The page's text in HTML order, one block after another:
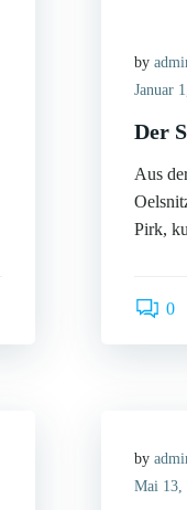
by
Januar
Der
Aus
Pirk,
0
by
Mai 13,